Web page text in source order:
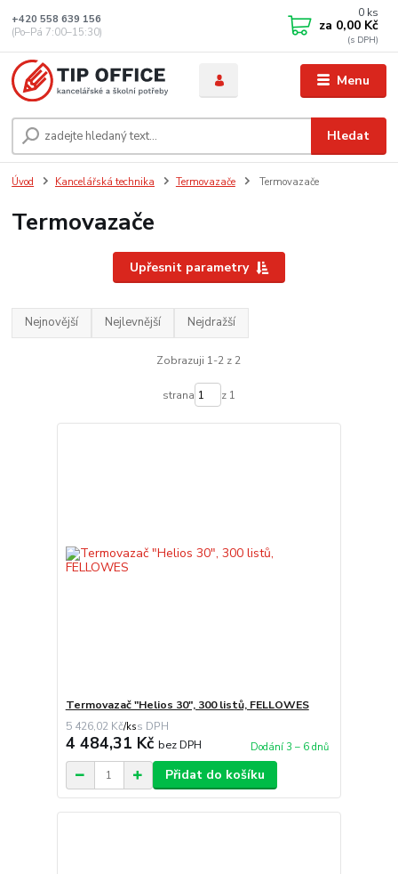
Menu
Hledat
+420 558 639 156
(Po–Pá 7:00–15:30)
0 ks
za 0,00 Kč
Úvod Kancelářská technika Termovazače Termovazače
Termovazače
Upřesnit parametry
Nejnovější Nejlevnější Nejdražší
Zobrazuji 1-2 z 2
strana z 1
Termovazač "Helios 30", 300 listů, FELLOWES
5 426,02 Kč/ks
4 484,31 Kč bez DPH Dodání 3 – 6 dnů
Přidat do košíku